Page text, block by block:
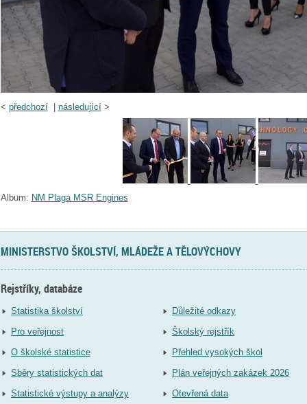
< předchozí| následující>
Album: NM Plaga MSR Engines
MINISTERSTVO ŠKOLSTVÍ, MLÁDEŽE A TĚLOVÝCHOVY
Rejstříky, databáze
Statistika školství
Pro veřejnost
O školské statistice
Sběry statistických dat
Statistické výstupy a analýzy
Důležité odkazy
Školský rejstřík
Přehled vysokých škol
Plán veřejných zakázek 2026
Otevřená data